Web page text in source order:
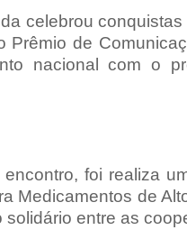
celebrou
Prêmio de
nacional com o
foi realiza
Medicamentos de
solidário entre as